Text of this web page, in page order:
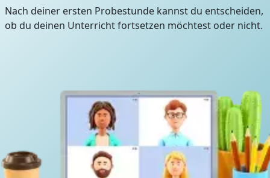
Nach deiner ersten Probestunde kannst du entscheiden,
ob du deinen Unterricht fortsetzen möchtest oder nicht.